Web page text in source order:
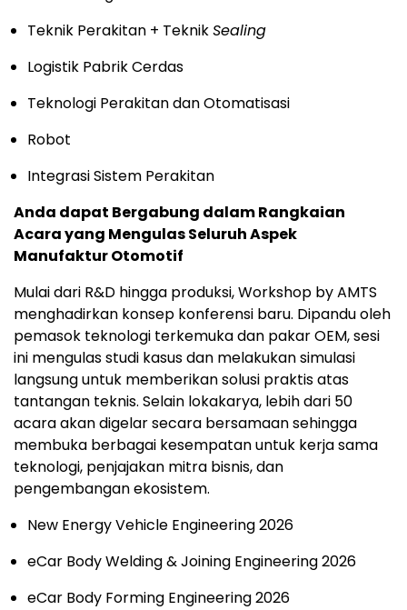
Teknik Perakitan + TeknikSealing
Logistik Pabrik Cerdas
Teknologi Perakitan dan Otomatisasi
Robot
Integrasi Sistem Perakitan
Anda dapat Bergabung dalam Rangkaian
Acara yang Mengulas Seluruh Aspek
Manufaktur Otomotif
Mulai dari R&D hingga produksi, Workshop by AMTS
menghadirkan konsep konferensi baru. Dipandu oleh
pemasok teknologi terkemuka dan pakar OEM, sesi
ini mengulas studi kasus dan melakukan simulasi
langsung untuk memberikan solusi praktis atas
tantangan teknis. Selain lokakarya, lebih dari 50
acara akan digelar secara bersamaan sehingga
membuka berbagai kesempatan untuk kerja sama
teknologi, penjajakan mitra bisnis, dan
pengembangan ekosistem.
New Energy Vehicle Engineering 2026
eCar Body Welding & Joining Engineering 2026
eCar Body Forming Engineering 2026